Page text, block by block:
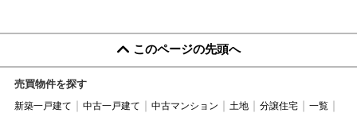
このページの先頭へ
売買物件を探す
新築一戸建て 中古一戸建て 中古マンション 土地 分譲住宅
一覧